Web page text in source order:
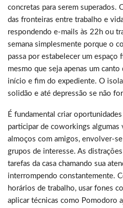
concretas para serem superados.
das fronteiras entre trabalho e
respondendo e-mails às 22h ou
semana simplesmente porque o
passa por estabelecer um espaço
mesmo que seja apenas um
início e fim do expediente. O
solidão e até depressão se não
É fundamental criar
participar de coworkings algumas
almoços com amigos, envolver-
grupos de interesse. As
tarefas da casa chamando sua
interrompendo constantemente.
horários de trabalho, usar fones
aplicar técnicas como Pomodoro